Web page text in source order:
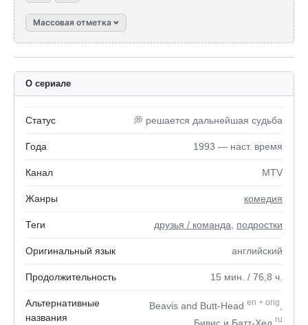
Массовая отметка
О сериале
Статус 💭 решается дальнейшая судьба
Года 1993 — наст. время
Канал MTV
Жанры комедия
Теги друзья / команда подростки
Оригинальный язык английский
Продолжительность 15 мин. / 76,8 ч.
Альтернативные
названия
Beavis and Butt-Head en + orig
Бивис и Батт-Хед ru